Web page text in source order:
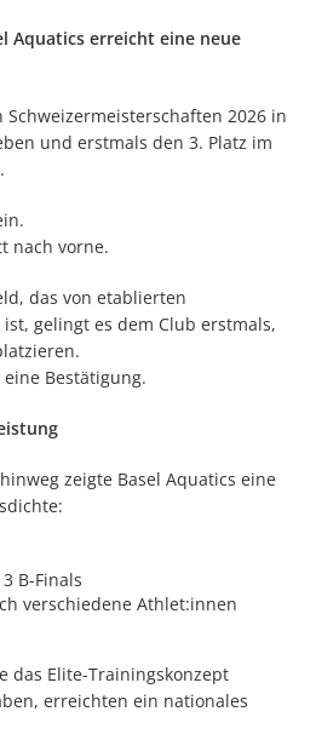
Aquatics erreicht eine neue
Schweizermeisterschaften 2026 in
und erstmals den 3. Platz im
nach vorne.
das von etablierten
gelingt es dem Club erstmals,
Bestätigung.
zeigte Basel Aquatics eine
B-Finals
verschiedene Athlet:innen
das Elite-Trainingskonzept
erreichten ein nationales